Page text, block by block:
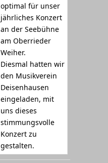
optimal für unser
jährliches Konzert
an der Seebühne
am Oberrieder
Weiher.
Diesmal hatten wir
den Musikverein
Deisenhausen
eingeladen, mit
uns dieses
stimmungsvolle
Konzert zu
gestalten.